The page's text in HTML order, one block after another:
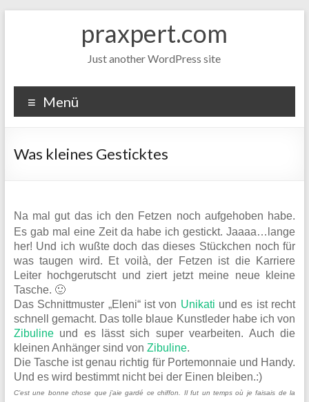
praxpert.com
Just another WordPress site
Menü
Was kleines Gesticktes
Na mal gut das ich den Fetzen noch aufgehoben habe.
Es gab mal eine Zeit da habe ich gestickt. Jaaaa…lange
her! Und ich wußte doch das dieses Stückchen noch für
was taugen wird. Et voilà, der Fetzen ist die Karriere
Leiter hochgerutscht und ziert jetzt meine neue kleine
Tasche. 🙂
Das Schnittmuster „Eleni“ ist von Unikati und es ist recht
schnell gemacht. Das tolle blaue Kunstleder habe ich von
Zibulineund es lässt sich super vearbeiten. Auch die
kleinen Anhänger sind von Zibuline.
Die Tasche ist genau richtig für Portemonnaie und Handy.
Und es wird bestimmt nicht bei der Einen bleiben.:)
C’est une bonne chose que j’aie gardé ce chiffon. Il fut un temps où je faisais de la